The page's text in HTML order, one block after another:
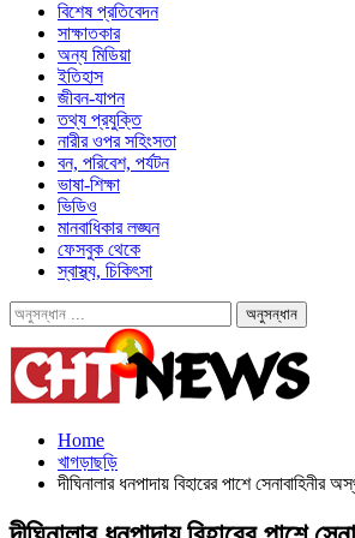
বিশেষ প্রতিবেদন
সাক্ষাতকার
অন্য মিডিয়া
ইতিহাস
জীবন-যাপন
তথ্য প্রযুক্তি
নারীর ওপর সহিংসতা
বন, পরিবেশ, পর্যটন
ভাষা-শিক্ষা
ভিডিও
মানবাধিকার লঙ্ঘন
ফেসবুক থেকে
স্বাস্থ্য, চিকিৎসা
Home
খাগড়াছড়ি
দীঘিনালার ধনপাদায় বিহারের পাশে সেনাবাহিনীর